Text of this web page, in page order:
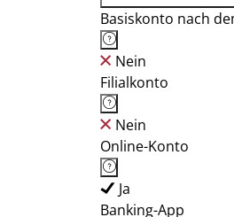
Basiskonto nach
Nein
Filialkonto
Nein
Online-Konto
Ja
Banking-App